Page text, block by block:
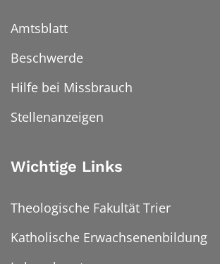
Amtsblatt
Beschwerde
Hilfe bei Missbrauch
Stellenanzeigen
Wichtige Links
Theologische Fakultät Trier
Katholische Erwachsenenbildung